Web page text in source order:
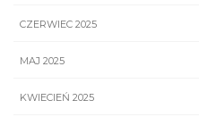
CZERWIEC 2025
MAJ 2025
KWIECIEŃ 2025